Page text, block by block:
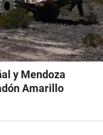
y Mendoza
Amarillo